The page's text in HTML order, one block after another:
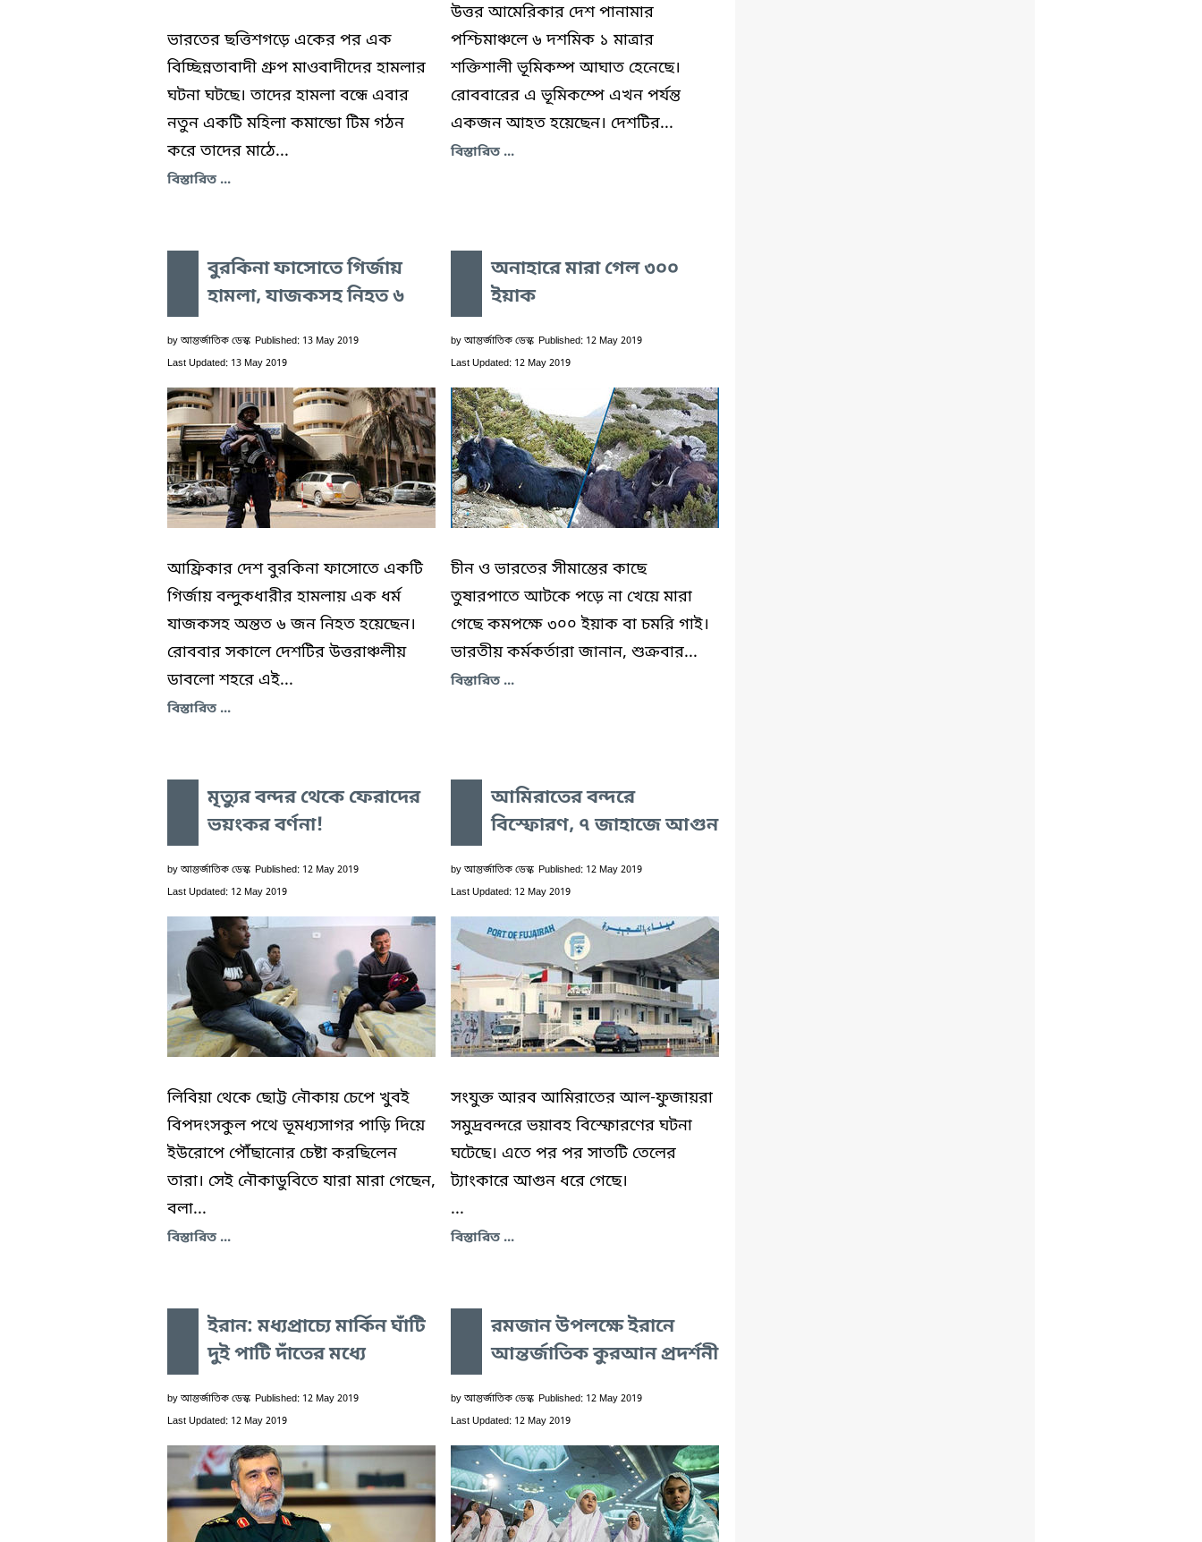
ভারতের ছত্তিশগড়ে একের পর এক
বিচ্ছিন্নতাবাদী গ্রুপ মাওবাদীদের হামলার
ঘটনা ঘটছে। তাদের হামলা বন্ধে এবার
নতুন একটি মহিলা কমান্ডো টিম গঠন
করে তাদের মাঠে...
বিস্তারিত ...
উত্তর আমেরিকার দেশ পানামার
পশ্চিমাঞ্চলে ৬ দশমিক ১ মাত্রার
শক্তিশালী ভূমিকম্প আঘাত হেনেছে।
রোববারের এ ভূমিকম্পে এখন পর্যন্ত
একজন আহত হয়েছেন। দেশটির...
বিস্তারিত ...
বুরকিনা ফাসোতে গির্জায়
হামলা, যাজকসহ নিহত ৬
by আন্তর্জাতিক ডেস্ক Published: 13 May 2019
Last Updated: 13 May 2019
আফ্রিকার দেশ বুরকিনা ফাসোতে একটি
গির্জায় বন্দুকধারীর হামলায় এক ধর্ম
যাজকসহ অন্তত ৬ জন নিহত হয়েছেন।
রোববার সকালে দেশটির উত্তরাঞ্চলীয়
ডাবলো শহরে এই...
বিস্তারিত ...
অনাহারে মারা গেল ৩০০
ইয়াক
by আন্তর্জাতিক ডেস্ক Published: 12 May 2019
Last Updated: 12 May 2019
চীন ও ভারতের সীমান্তের কাছে
তুষারপাতে আটকে পড়ে না খেয়ে মারা
গেছে কমপক্ষে ৩০০ ইয়াক বা চমরি গাই।
ভারতীয় কর্মকর্তারা জানান, শুক্রবার...
বিস্তারিত ...
মৃত্যুর বন্দর থেকে ফেরাদের
ভয়ংকর বর্ণনা!
by আন্তর্জাতিক ডেস্ক Published: 12 May 2019
Last Updated: 12 May 2019
লিবিয়া থেকে ছোট্ট নৌকায় চেপে খুবই
বিপদংসকুল পথে ভূমধ্যসাগর পাড়ি দিয়ে
ইউরোপে পৌঁছানোর চেষ্টা করছিলেন
তারা। সেই নৌকাডুবিতে যারা মারা গেছেন,
বলা...
বিস্তারিত ...
আমিরাতের বন্দরে
বিস্ফোরণ, ৭ জাহাজে আগুন
by আন্তর্জাতিক ডেস্ক Published: 12 May 2019
Last Updated: 12 May 2019
সংযুক্ত আরব আমিরাতের আল-ফুজায়রা
সমুদ্রবন্দরে ভয়াবহ বিস্ফোরণের ঘটনা
ঘটেছে। এতে পর পর সাতটি তেলের
ট্যাংকারে আগুন ধরে গেছে।
...
বিস্তারিত ...
ইরান: মধ্যপ্রাচ্যে মার্কিন ঘাঁটি
দুই পাটি দাঁতের মধ্যে
by আন্তর্জাতিক ডেস্ক Published: 12 May 2019
Last Updated: 12 May 2019
রমজান উপলক্ষে ইরানে
আন্তর্জাতিক কুরআন প্রদর্শনী
by আন্তর্জাতিক ডেস্ক Published: 12 May 2019
Last Updated: 12 May 2019